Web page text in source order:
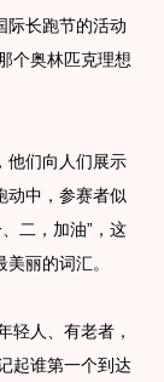
长跑节的活动
个奥林匹克理想
们向人们展示
动中，参赛者似
二，加油”，这
丽的词汇。
人、有老者，
起谁第一个到达